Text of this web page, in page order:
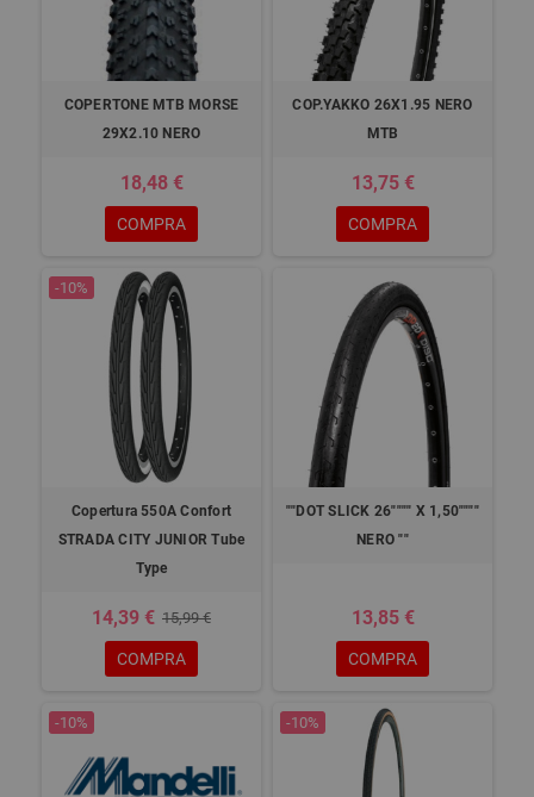
COPERTONE MTB MORSE
29X2.10 NERO
18,48 €
COMPRA
COP.YAKKO 26X1.95 NERO
MTB
13,75 €
COMPRA
-10%
Copertura 550A Confort
STRADA CITY JUNIOR Tube
Type
14,39 € 15,99 €
COMPRA
""DOT SLICK 26"""" X 1,50""""
NERO ""
13,85 €
COMPRA
-10% -10%